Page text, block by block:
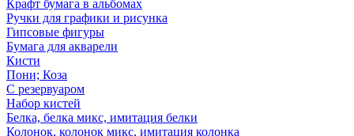
Крафт бумага в альбомах
Ручки для графики и рисунка
Гипсовые фигуры
Бумага для акварели
Кисти
Пони; Коза
С резервуаром
Набор кистей
Белка, белка микс, имитация белки
Колонок, колонок микс, имитация колонка